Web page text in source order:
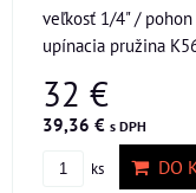
veľkosť 1/4" /
upínacia pružina
32 €
39,36 € s DPH
ks DO